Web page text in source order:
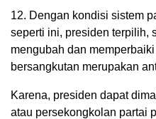
12. Dengan kondisi sistem
seperti ini, presiden terpilih,
mengubah dan
bersangkutan merupakan
Karena, presiden dapat
atau persekongkolan partai